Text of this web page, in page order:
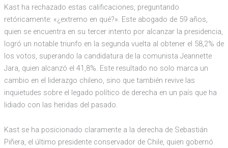
Kast ha rechazado estas calificaciones, preguntando
retóricamente: «¿extremo en qué?». Este abogado de 59 años,
quien se encuentra en su tercer intento por alcanzar la presidencia,
logró un notable triunfo en la segunda vuelta al obtener el 58,2% de
los votos, superando la candidatura de la comunista Jeannette
Jara, quien alcanzó el 41,8%. Este resultado no solo marca un
cambio en el liderazgo chileno, sino que también revive las
inquietudes sobre el legado político de derecha en un país que ha
lidiado con las heridas del pasado.
Kast se ha posicionado claramente a la derecha de Sebastián
Piñera, el último presidente conservador de Chile, quien gobernó